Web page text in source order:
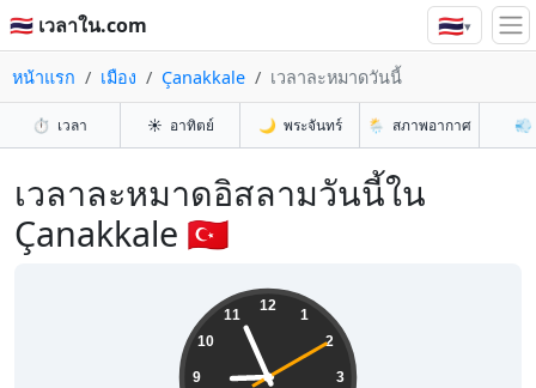
🇹🇭 เวลาใน.com 🇹🇭▾
หน้าแรก เมือง Çanakkale เวลาละหมาดวันนี้
⏱️ เวลา ☀️ อาทิตย์ 🌙 พระจันทร์ 🌦️ สภาพอากาศ 💨
เวลาละหมาดอิสลามวันนี้ใน
Çanakkale 🇹🇷
12
1
2
3
9
10
11